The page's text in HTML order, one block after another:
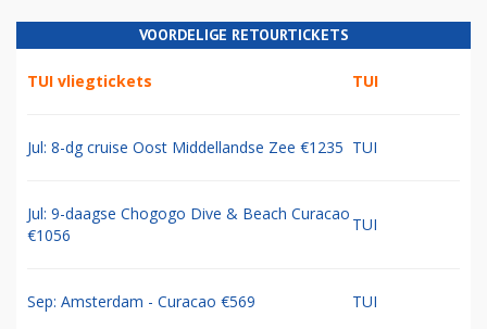
VOORDELIGE RETOURTICKETS
TUI vliegtickets TUI
Jul: 8-dg cruise Oost Middellandse Zee €1235 TUI
Jul: 9-daagse Chogogo Dive & Beach Curacao
€1056
TUI
Sep: Amsterdam - Curacao €569 TUI